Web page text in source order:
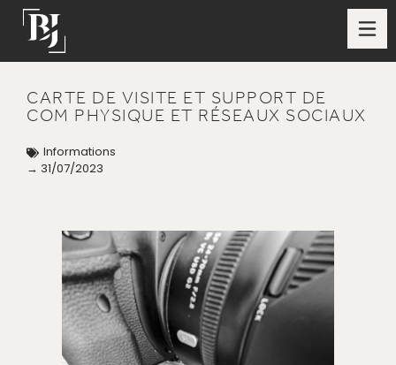
CARTE DE VISITE ET SUPPORT DE
COM PHYSIQUE ET RÉSEAUX SOCIAUX
Informations
→ 31/07/2023